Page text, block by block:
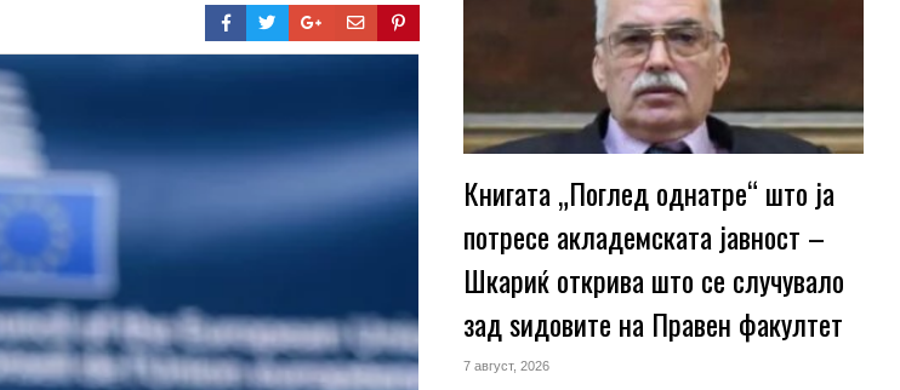
Книгата „Поглед однатре“ што ја
потресе акладемската јавност –
Шкариќ открива што се случувало
зад ѕидовите на Правен факултет
7 август, 2026